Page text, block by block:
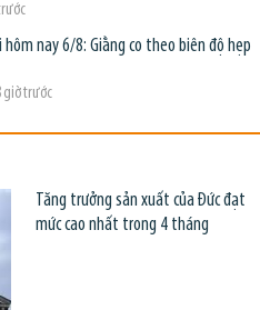
nay 6/8: Giằng co theo biên độ hẹp
giờ trước
Tăng trưởng sản xuất của Đức đạt
mức cao nhất trong 4 tháng